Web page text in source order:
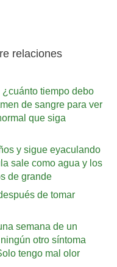
relaciones
tiempo debo
de sangre para ver
que siga
y sigue eyaculando
sale como agua y los
de grande
de tomar
semana de un
otro síntoma
tengo mal olor